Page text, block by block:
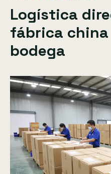
Logística
fábrica
bodega